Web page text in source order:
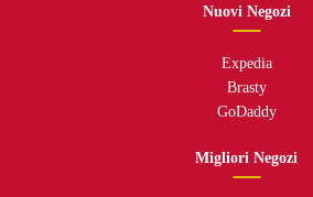
Nuovi Negozi
Expedia
Brasty
GoDaddy
Migliori Negozi